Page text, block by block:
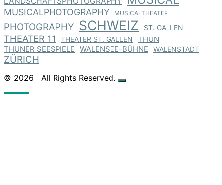
MUSICALPHOTOGRAPHY MUSICALTHEATER
PHOTOGRAPHY SCHWEIZ ST. GALLEN
THEATER 11 THEATER ST. GALLEN
THUN
THUNER SEESPIELE
WALENSEE-BÜHNE WALENSTADT
ZÜRICH
© 2026 All Rights Reserved.